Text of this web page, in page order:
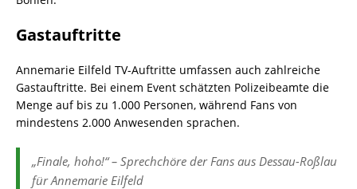
Gastauftritte
Annemarie Eilfeld TV-Auftritte umfassen auch zahlreiche
Gastauftritte. Bei einem Event schätzten Polizeibeamte die
Menge auf bis zu 1.000 Personen, während Fans von
mindestens 2.000 Anwesenden sprachen.
„Finale, hoho!“ – Sprechchöre der Fans aus Dessau-Roßlau
für Annemarie Eilfeld